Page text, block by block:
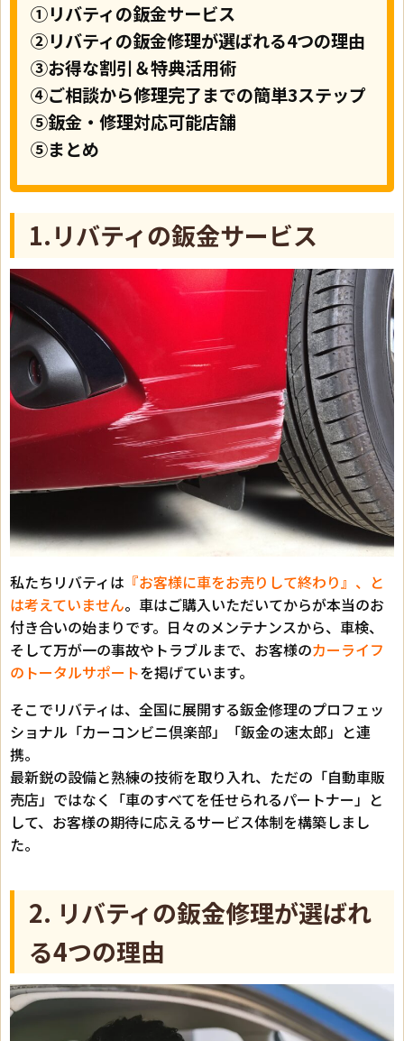
①リバティの鈑金サービス
②リバティの鈑金修理が選ばれる4つの理由
③お得な割引＆特典活用術
④ご相談から修理完了までの簡単3ステップ
⑤鈑金・修理対応可能店舗
⑤まとめ
1.リバティの鈑金サービス
私たちリバティは 『お客様に車をお売りして終わり』、と
は考えていません。車はご購入いただいてからが本当のお
付き合いの始まりです。日々のメンテナンスから、車検、
そして万が一の事故やトラブルまで、お客様のカーライフ
のトータルサポートを掲げています。
そこでリバティは、全国に展開する鈑金修理のプロフェッ
ショナル「カーコンビニ倶楽部」「鈑金の速太郎」と連
携。
最新鋭の設備と熟練の技術を取り入れ、ただの「自動車販
売店」ではなく「車のすべてを任せられるパートナー」と
して、お客様の期待に応えるサービス体制を構築しまし
た。
2. リバティの鈑金修理が選ばれ
る4つの理由